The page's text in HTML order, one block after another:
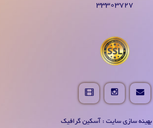
۳۳۳۰۳۷۲۷
سازی سایت : آسکین گرافیک